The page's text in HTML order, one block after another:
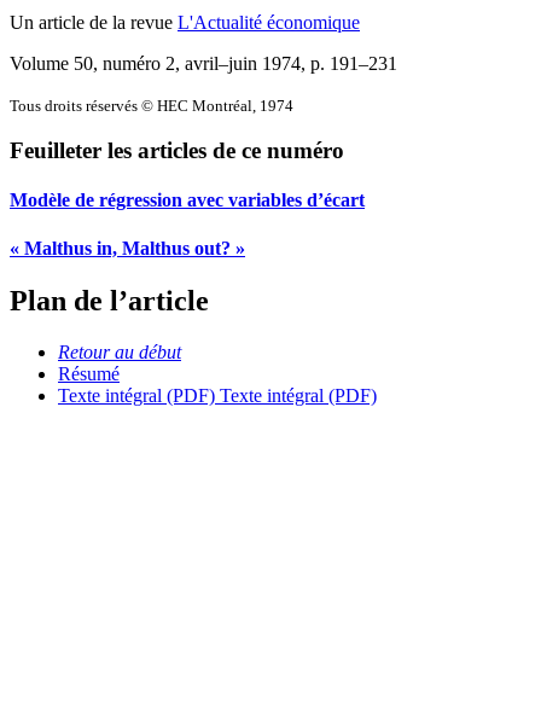
Un article de la revue L'Actualité économique
Volume 50, numéro 2, avril–juin 1974, p. 191–231
Tous droits réservés © HEC Montréal, 1974
Feuilleter les articles de ce numéro
Modèle de régression avec variables d’écart
« Malthus in, Malthus out? »
Plan de l’article
Retour au début
Résumé
Texte intégral (PDF) Texte intégral (PDF)